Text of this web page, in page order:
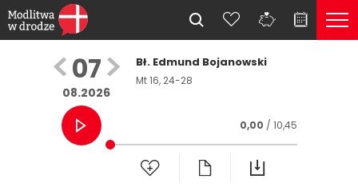
07
08.2026
Bł. Edmund Bojanowski
Mt 16, 24-28
0,00 / 10,45